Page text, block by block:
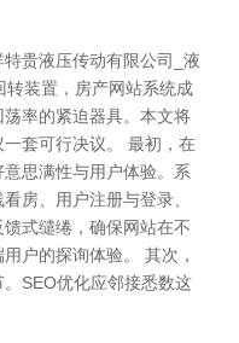
贵液压传动有限公司_液
转装置，房产网站系统成
率的紧迫器具。本文将
套可行决议。 最初，在
思满性与用户体验。系
房、用户注册与登录、
式缱绻，确保网站在不
户的探询体验。 其次，
SEO优化应邻接悉数这